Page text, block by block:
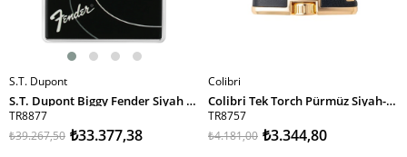
SEPETE EKLE
S.T. Dupont
S.T. Dupont Biggy Fender Siyah Puro Çakmağı 25025
TR8877
₺33.377,38
₺39.267,50
SEPETE EKLE
Colibri
Colibri Tek Torch Pürmüz Siyah-Gold Slim Puro Çakmağı TR8757
TR8757
₺3.344,80
₺4.181,00